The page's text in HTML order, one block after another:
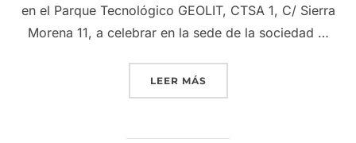
en el Parque Tecnológico GEOLIT, CTSA 1, C/ Sierra
Morena 11, a celebrar en la sede de la sociedad …
LEER MÁS«GRUPO INTERÓLEO